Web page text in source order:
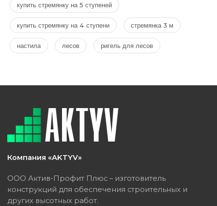
купить стремянку на 5 ступеней
купить стремянку на 4 ступени стремянка 3 м
настила лесов ригель для лесов
Компания «AKTYV»
ООО Актив-Профит Плюс – изготовитель
конструкций для обеспечения строительных и
других высотных работ.